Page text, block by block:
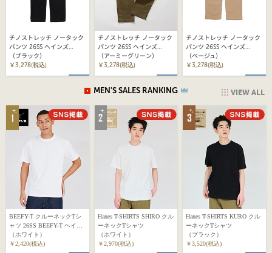
チノストレッチ ノータック
パンツ 26SS ヘインズ
(HLKD201)
（ブラック）
￥3,278(税込)
チノストレッチ ノータック
パンツ 26SS ヘインズ
(HLKD201)
（アーミーグリーン）
￥3,278(税込)
チノストレッチ ノータック
パンツ 26SS ヘインズ
(HLKD201)
（ベージュ）
￥3,278(税込)
VIEW ALL
MEN'S SALES RANKING
BEEFY-T クルーネックTシ
ャツ 26SS BEEFY-T ヘイン
ズ(HM1-D001)
（ホワイト）
￥2,420(税込)
Hanes T-SHIRTS SHIRO クル
ーネックTシャツ
（ホワイト）
￥2,970(税込)
Hanes T-SHIRTS KURO クル
ーネックTシャツ
（ブラック）
￥3,520(税込)